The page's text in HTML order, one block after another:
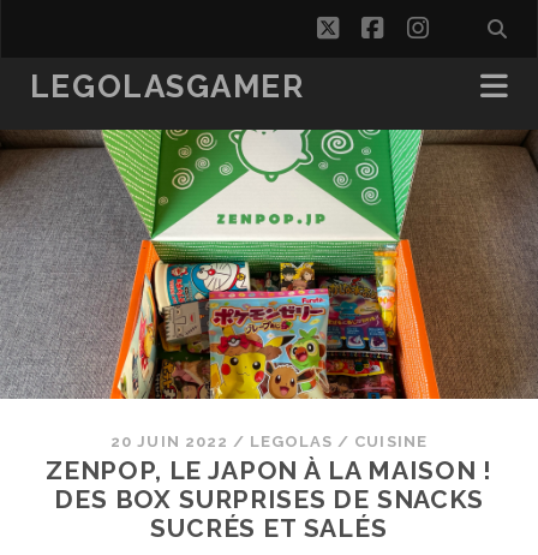
twitterfacebook
LEGOLASGAMER
20 JUIN 2022 / LEGOLAS / CUISINE
ZENPOP, LE JAPON À LA MAISON !
DES BOX SURPRISES DE SNACKS
SUCRÉS ET SALÉS